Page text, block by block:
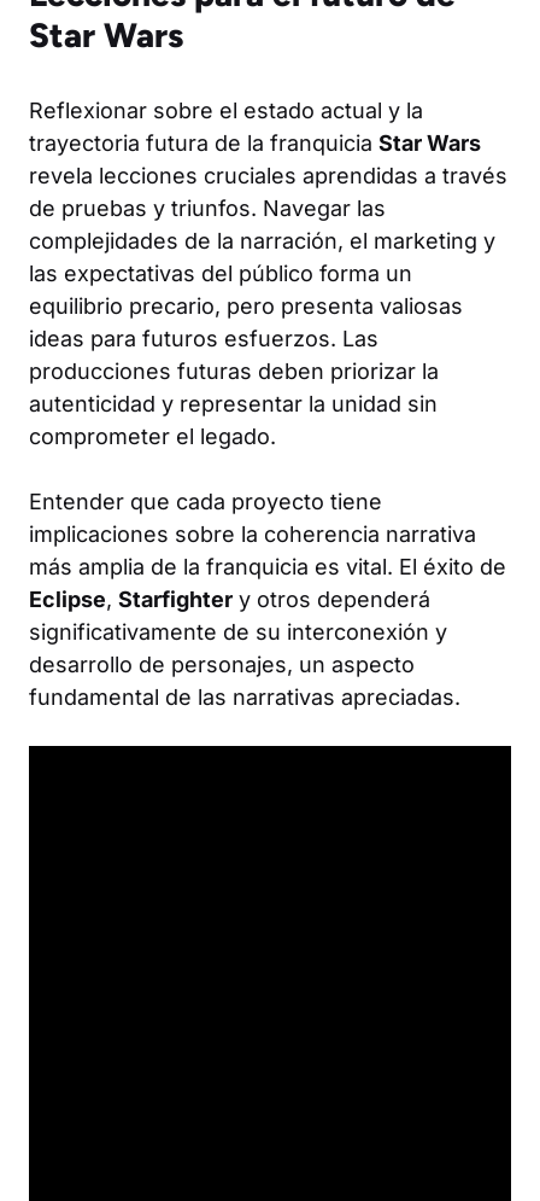
Star Wars
Reflexionar sobre el estado actual y la
trayectoria futura de la franquicia Star Wars
revela lecciones cruciales aprendidas a través
de pruebas y triunfos. Navegar las
complejidades de la narración, el marketing y
las expectativas del público forma un
equilibrio precario, pero presenta valiosas
ideas para futuros esfuerzos. Las
producciones futuras deben priorizar la
autenticidad y representar la unidad sin
comprometer el legado.
Entender que cada proyecto tiene
implicaciones sobre la coherencia narrativa
más amplia de la franquicia es vital. El éxito de
Eclipse, Starfighter y otros dependerá
significativamente de su interconexión y
desarrollo de personajes, un aspecto
fundamental de las narrativas apreciadas.